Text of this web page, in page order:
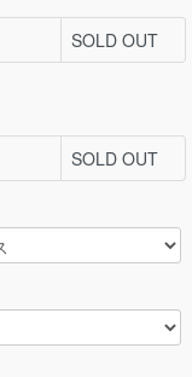
SOLD OUT
SOLD OUT